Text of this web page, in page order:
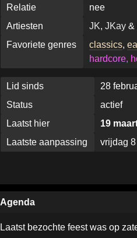
Relatie
nee
Artiesten
JK,JKay &
Favoriete genres
classics,
hardcore,
Lid sinds
28
Status
actief
Laatst hier
19
Laatste aanpassing
vrijdag
Agenda
Laatst bezochte feest was op